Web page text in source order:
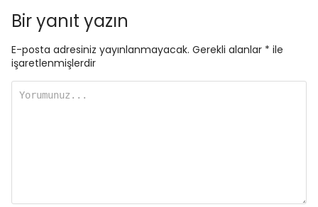
Bir yanıt yazın
E-posta adresiniz yayınlanmayacak. Gerekli alanlar * ile
işaretlenmişlerdir